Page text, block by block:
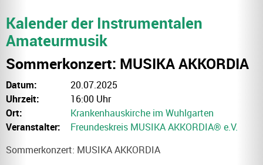
Kalender der Instrumentalen
Amateurmusik
Sommerkonzert: MUSIKA AKKORDIA
Datum:
20.07.2025
Uhrzeit:
16:00 Uhr
Ort:
Krankenhauskirche im Wuhlgarten
Veranstalter:
Freundeskreis MUSIKA AKKORDIA® e.V.
Sommerkonzert: MUSIKA AKKORDIA